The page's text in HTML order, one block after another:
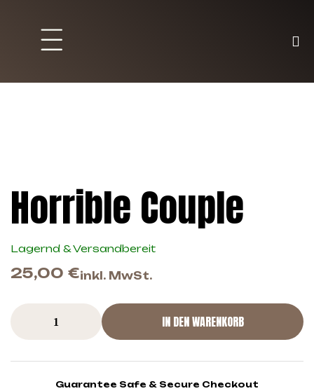
Horrible Couple
Lagernd & Versandbereit
25,00 €inkl. MwSt.
IN DEN WARENKORB
Guarantee Safe & Secure Checkout